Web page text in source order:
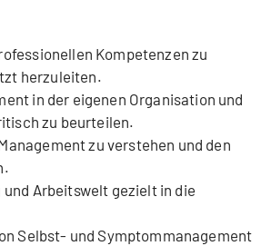
Langzeitpflege erlebte
Zusammenarbeit
für eine optimale
zeigt, wie
Institutionsgrenzen
Die
Kompetenzen zu
herzuleiten.
in der eigenen Organisation und
zu beurteilen.
zu verstehen und den
Arbeitswelt gezielt in die
Selbst- und Symptommanagement